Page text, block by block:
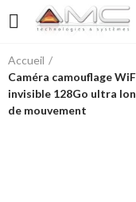
Accueil
Caméra camouflage
invisible 128Go ultra
de mouvement